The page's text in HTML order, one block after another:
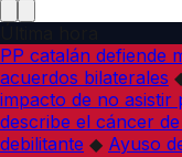
PP catalán defiende
acuerdos bilaterales
impacto de no asistir
describe el cáncer
debilitante ◆ Ayuso